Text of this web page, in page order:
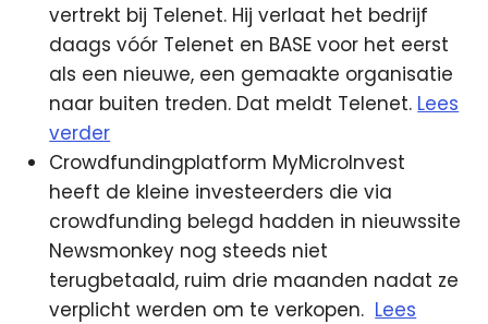
vertrekt bij Telenet. Hij verlaat het bedrijf
daags vóór Telenet en BASE voor het eerst
als een nieuwe, een gemaakte organisatie
naar buiten treden. Dat meldt Telenet. Lees
verder
Crowdfundingplatform MyMicroInvest
heeft de kleine investeerders die via
crowdfunding belegd hadden in nieuwssite
Newsmonkey nog steeds niet
terugbetaald, ruim drie maanden nadat ze
verplicht werden om te verkopen. Lees